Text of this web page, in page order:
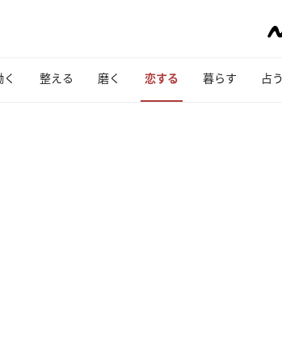
整える 磨く 恋する 暮らす 占う